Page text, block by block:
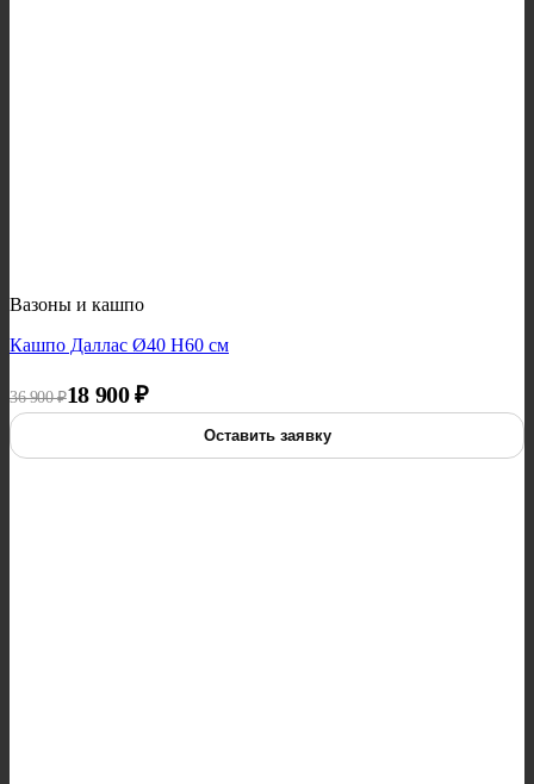
Вазоны и кашпо
Кашпо Даллас Ø40 H60 см
36 900₽
Первоначальная цена составляла 36 900 ₽.
18 900₽
Текущая цена: 18 900 ₽.
Оставить заявку